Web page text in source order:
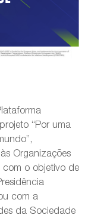
“Por uma
Organizações
com o objetivo de
com a
da Sociedade